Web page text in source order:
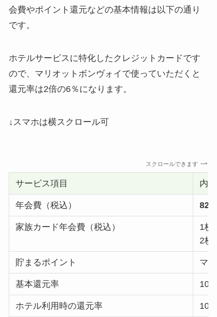
会費やポイント還元などの基本情報は以下の通り
です。
ホテルサービスに特化したクレジットカードです
ので、マリオットボンヴォイで使っていただくと
還元率は2倍の6％になります。
↓スマホは横スクロール可
スクロールできます
サービス項目 内容
年会費（税込）
家族カード年会費（税込）
1枚
2枚
貯まるポイント マ
基本還元率 100
ホテル利用時の還元率 100